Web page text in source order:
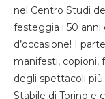
nel Centro Studi
festeggia i 50 anni
d’occasione! I
manifesti, copioni,
degli spettacoli
Stabile di Torino e